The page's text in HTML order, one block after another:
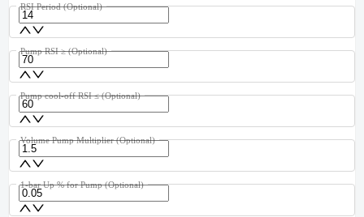
RSI Period (Optional)
Pump RSI ≥ (Optional)
Pump cool-off RSI ≤ (Optional)
Volume Pump Multiplier (Optional)
1-bar Up % for Pump (Optional)